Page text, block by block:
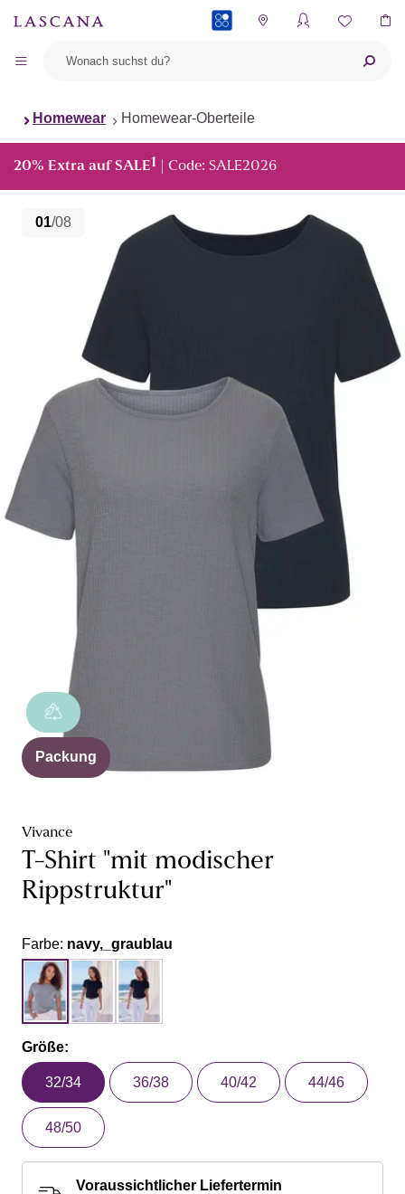
Homewear Homewear-Oberteile
20% Extra auf SALE1 | Code: SALE2026
01/08
Packung
Vivance
T-Shirt "mit modischer
Rippstruktur"
Farbe: navy,_graublau
Größe:
32/34 36/38 40/42 44/46
48/50
Voraussichtlicher Liefertermin